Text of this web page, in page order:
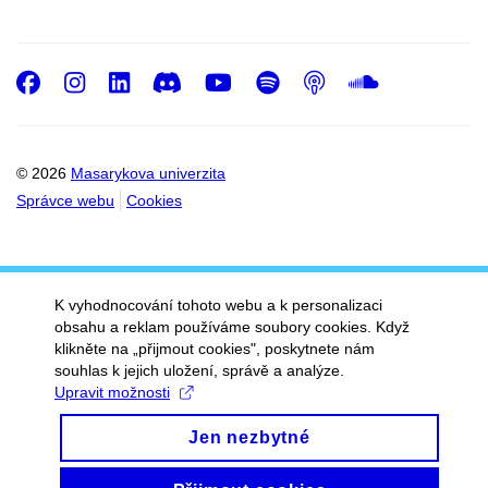
© 2026 Masarykova univerzita
Správce webu
Cookies
Facebook
Instagram
LinkedIn
DiscordYoutube
Spotify
Podcast
K vyhodnocování tohoto webu a k personalizaci
obsahu a reklam používáme soubory cookies. Když
klikněte na „přijmout cookies", poskytnete nám
souhlas k jejich uložení, správě a analýze.
Upravit možnosti
Jen nezbytné